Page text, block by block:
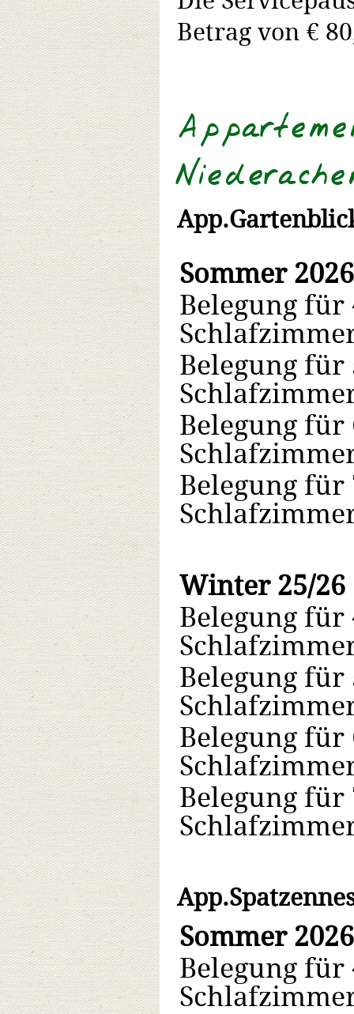
Betrag von €
Sommer 2026
Belegung für
Belegung für
Belegung für
Belegung für
Winter 25/26
Belegung für
Belegung für
Belegung für
Belegung für
Sommer 2026
Belegung für